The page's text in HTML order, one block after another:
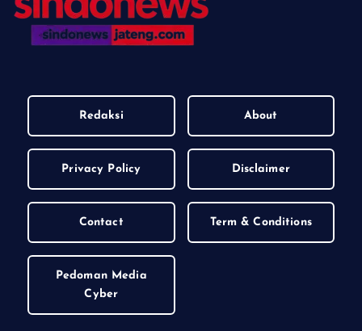
Redaksi About
Privacy Policy Disclaimer
Contact Term & Conditions
Pedoman Media
Cyber